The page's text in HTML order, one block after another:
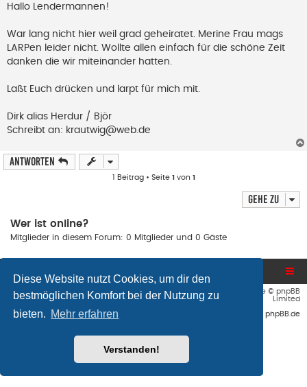
Diese Website nutzt Cookies, um dir den
bestmöglichen Komfort bei der Nutzung zu
bieten. Mehr erfahren
Verstanden!
g
e
e
n
e
B
e
t
r
a
Hallo Lendermannen!
War lang nicht hier weil grad geheiratet. Merine Frau mags
LARPen leider nicht. Wollte allen einfach für die schöne Zeit
danken die wir miteinander hatten.
Laßt Euch drücken und larpt für mich mit.
Dirk alias Herdur / Björ
Schreibt an: krautwig@web.de
Antworten
1 Beitrag • Seite 1von 1
Gehe zu
Wer ist online?
Mitglieder in diesem Forum: 0 Mitglieder und 0 Gäste
Flat Style by Ian Bradley • Powered by phpBB
® Forum Software © phpBB
Limited
phpBB.de